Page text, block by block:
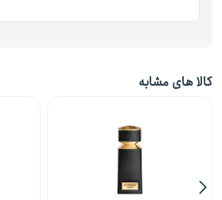
کالا های مشابه